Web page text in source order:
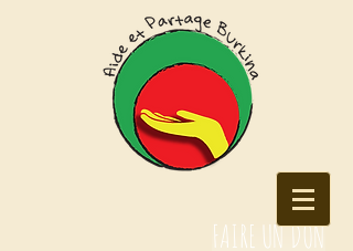
FAIRE UN DON